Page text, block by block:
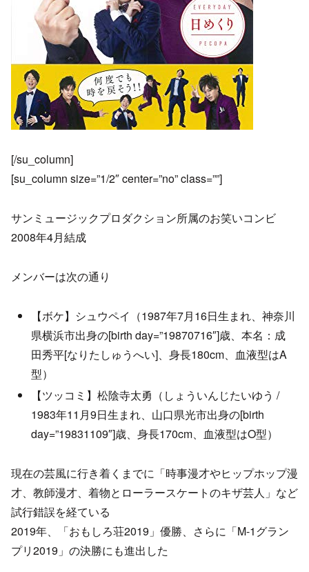
[/su_column]
[su_column size=”1/2″ center=”no” class=””]
サンミュージックプロダクション所属のお笑いコンビ
2008年4月結成
メンバーは次の通り
【ボケ】シュウペイ（1987年7月16日生まれ、神奈川
県横浜市出身の[birth day=”19870716″]歳、本名：成
田秀平[なりたしゅうへい]、身長180cm、血液型はA
型）
【ツッコミ】松陰寺太勇（しょういんじたいゆう /
1983年11月9日生まれ、山口県光市出身の[birth
day=”19831109″]歳、身長170cm、血液型はO型）
現在の芸風に行き着くまでに「時事漫才やヒップホップ漫
才、教師漫才、着物とローラースケートのキザ芸人」など
試行錯誤を経ている
2019年、「おもしろ荘2019」優勝、さらに「M-1グラン
プリ2019」の決勝にも進出した